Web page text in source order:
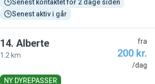
Senest kontaktet for 2 dage siden
Senest aktiv i går
14. Alberte
1.2 km
fra
200 kr.
/dag
NY DYREPASSER